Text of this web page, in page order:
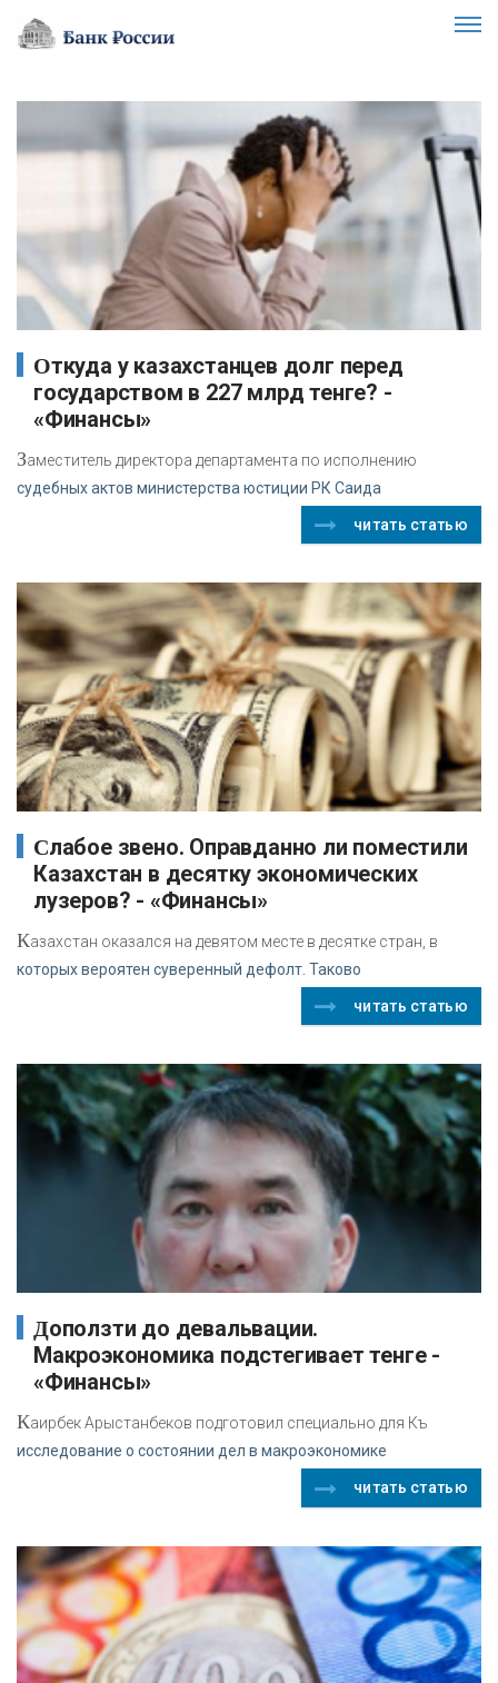
Откуда у казахстанцев долг перед
государством в 227 млрд тенге? -
«Финансы»
Заместитель директора департамента по исполнению
судебных актов министерства юстиции РК Саида
читать статью
Слабое звено. Оправданно ли поместили
Казахстан в десятку экономических
лузеров? - «Финансы»
Казахстан оказался на девятом месте в десятке стран, в
которых вероятен суверенный дефолт. Таково
читать статью
Доползти до девальвации.
Макроэкономика подстегивает тенге -
«Финансы»
Каирбек Арыстанбеков подготовил специально для Къ
исследование о состоянии дел в макроэкономике
читать статью